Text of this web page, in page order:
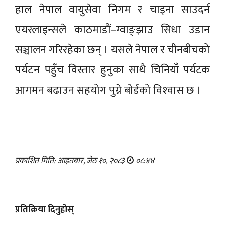
हाल नेपाल वायुसेवा निगम र चाइना साउदर्न
एयरलाइन्सले काठमाडौं–ग्वाङ्झाउ सिधा उडान
सञ्चालन गरिरहेका छन् । यसले नेपाल र चीनबीचको
पर्यटन पहुँच विस्तार हुनुका साथै चिनियाँ पर्यटक
आगमन बढाउन सहयोग पुग्ने बोर्डको विश्‍वास छ ।
प्रकाशित मिति: आइतबार, जेठ १०, २०८३ ०८:४४
प्रतिक्रिया दिनुहोस्